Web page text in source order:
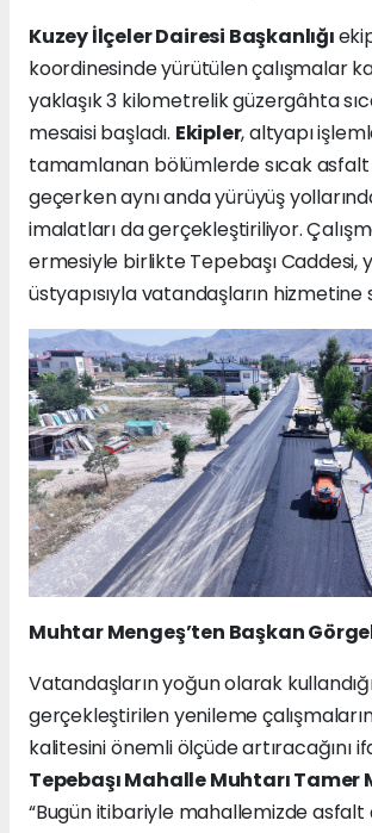
Kuzey İlçeler Dairesi Başkanlığı
koordinesinde yürütülen çalışmalar
yaklaşık 3 kilometrelik güzergâhta
mesaisi başladı. Ekipler, altyapı
tamamlanan bölümlerde sıcak
geçerken aynı anda yürüyüş
imalatları da gerçekleştiriliyor.
ermesiyle birlikte Tepebaşı Caddesi,
üstyapısıyla vatandaşların hizmetine
Muhtar Mengeş’ten Başkan
Vatandaşların yoğun olarak
gerçekleştirilen yenileme
kalitesini önemli ölçüde artıracağını
Tepebaşı Mahalle Muhtarı Tamer
“Bugün itibariyle mahallemizde asfalt